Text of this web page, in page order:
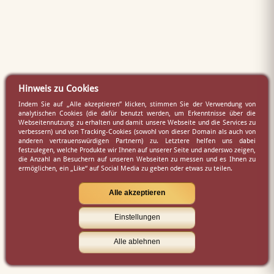
Hinweis zu Cookies
Indem Sie auf „Alle akzeptieren” klicken, stimmen Sie der Verwendung von
analytischen Cookies (die dafür benutzt werden, um Erkenntnisse über die
Webseitennutzung zu erhalten und damit unsere Webseite und die Services zu
verbessern) und von Tracking-Cookies (sowohl von dieser Domain als auch von
anderen vertrauenswürdigen Partnern) zu. Letztere helfen uns dabei
festzulegen, welche Produkte wir Ihnen auf unserer Seite und anderswo zeigen,
die Anzahl an Besuchern auf unseren Webseiten zu messen und es Ihnen zu
ermöglichen, ein „Like“ auf Social Media zu geben oder etwas zu teilen.
Alle akzeptieren
Einstellungen
Alle ablehnen